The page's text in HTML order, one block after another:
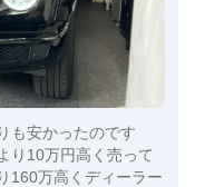
も安かったのです
り10万円高く売って
160万高くディーラー